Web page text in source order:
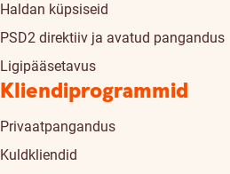
Haldan küpsiseid
PSD2 direktiiv ja avatud pangandus
Ligipääsetavus
Kliendiprogrammid
Privaatpangandus
Kuldkliendid